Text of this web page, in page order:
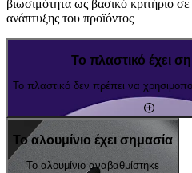
βιωσιμότητα ως βασικό κριτήριο
ανάπτυξης του προϊόντος
Το πλαστικό έχει
Το πλαστικό δεν πρέπει να
Το αλουμίνιο έχει σημασία
Το αλουμίνιο αναβαθμίστηκε